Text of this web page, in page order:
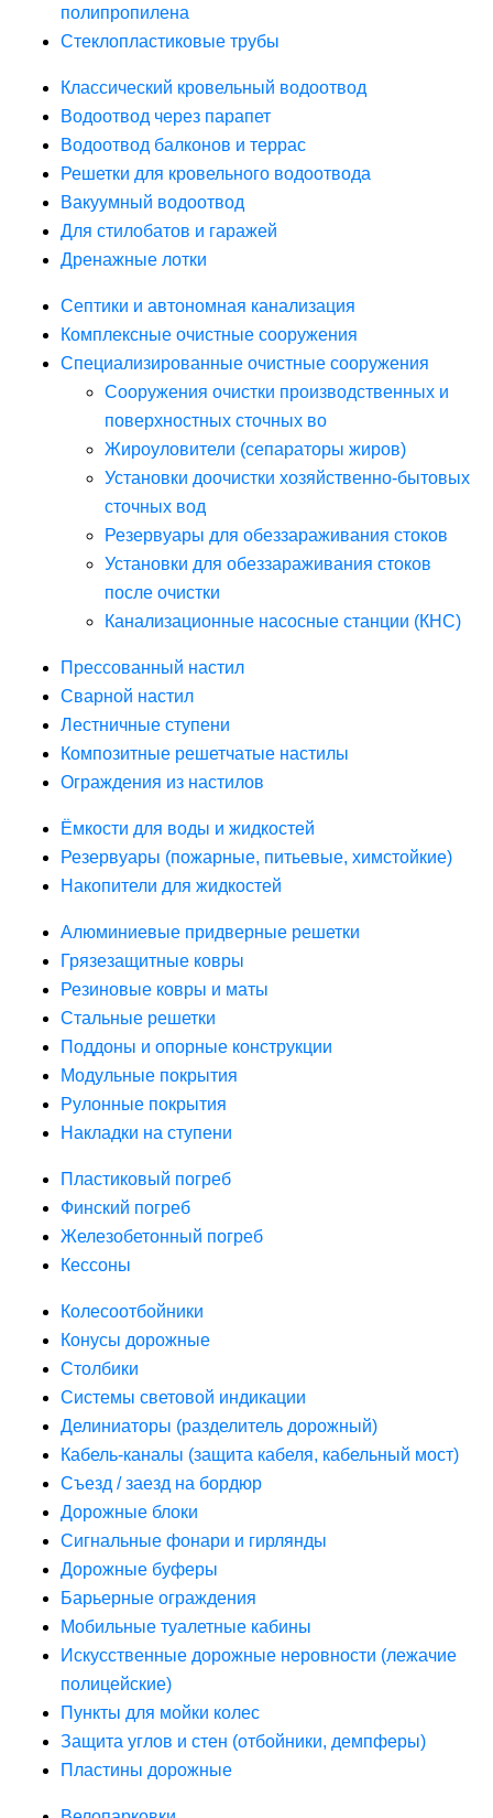
полипропилена
Стеклопластиковые трубы
Классический кровельный водоотвод
Водоотвод через парапет
Водоотвод балконов и террас
Решетки для кровельного водоотвода
Вакуумный водоотвод
Для стилобатов и гаражей
Дренажные лотки
Септики и автономная канализация
Комплексные очистные сооружения
Специализированные очистные сооружения
Сооружения очистки производственных и
поверхностных сточных во
Жироуловители (сепараторы жиров)
Установки доочистки хозяйственно-бытовых
сточных вод
Резервуары для обеззараживания стоков
Установки для обеззараживания стоков
после очистки
Канализационные насосные станции (КНС)
Прессованный настил
Сварной настил
Лестничные ступени
Композитные решетчатые настилы
Ограждения из настилов
Ёмкости для воды и жидкостей
Резервуары (пожарные, питьевые, химстойкие)
Накопители для жидкостей
Алюминиевые придверные решетки
Грязезащитные ковры
Резиновые ковры и маты
Стальные решетки
Поддоны и опорные конструкции
Модульные покрытия
Рулонные покрытия
Накладки на ступени
Пластиковый погреб
Финский погреб
Железобетонный погреб
Кессоны
Колесоотбойники
Конусы дорожные
Столбики
Системы световой индикации
Делиниаторы (разделитель дорожный)
Кабель-каналы (защита кабеля, кабельный мост)
Съезд / заезд на бордюр
Дорожные блоки
Сигнальные фонари и гирлянды
Дорожные буферы
Барьерные ограждения
Мобильные туалетные кабины
Искусственные дорожные неровности (лежачие
полицейские)
Пункты для мойки колес
Защита углов и стен (отбойники, демпферы)
Пластины дорожные